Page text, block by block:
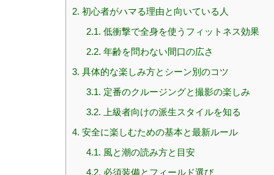
2. 初心者がハマる理由と向いている人
2.1. 低衝撃で全身を使うフィットネス効果
2.2. 年齢を問わない間口の広さ
3. 具体的な楽しみ方とシーン別のコツ
3.1. 定番のクルージングと撮影の楽しみ
3.2. 上級者向けの派生スタイルを知る
4. 安全に楽しむための基本と最新ルール
4.1. 風と潮の読み方と目安
4.2. 必須装備とフィールド選び